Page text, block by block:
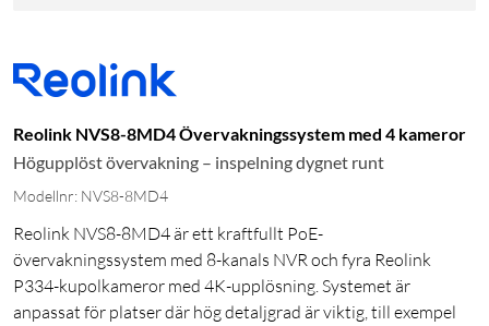
Reolink NVS8-8MD4 Övervakningssystem med 4 kameror
Högupplöst övervakning – inspelning dygnet runt
Modellnr: NVS8-8MD4
Reolink NVS8-8MD4 är ett kraftfullt PoE-
övervakningssystem med 8-kanals NVR och fyra Reolink
P334-kupolkameror med 4K-upplösning. Systemet är
anpassat för platser där hög detaljgrad är viktig, till exempel